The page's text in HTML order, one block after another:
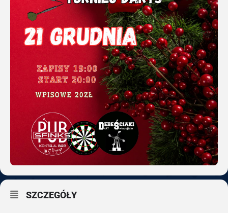
SZCZEGÓŁY